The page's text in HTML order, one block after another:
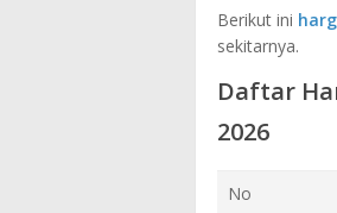
Berikut ini
sekitarnya.
Daftar
2026
No